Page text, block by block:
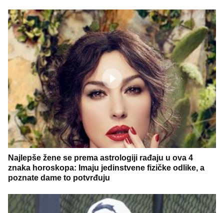
Najlepše žene se prema astrologiji rađaju u ova 4
znaka horoskopa: Imaju jedinstvene fizičke odlike, a
poznate dame to potvrđuju